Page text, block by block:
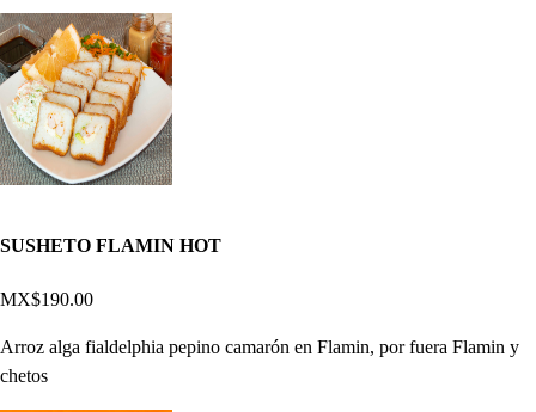
SUSHETO FLAMIN HOT
MX$190.00
Arroz alga fialdelphia pepino camarón en Flamin, por fuera Flamin y
chetos